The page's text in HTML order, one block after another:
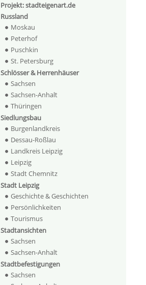
Projekt: stadteigenart.de
Russland
Moskau
Peterhof
Puschkin
St. Petersburg
Schlösser & Herrenhäuser
Sachsen
Sachsen-Anhalt
Thüringen
Siedlungsbau
Burgenlandkreis
Dessau-Roßlau
Landkreis Leipzig
Leipzig
Stadt Chemnitz
Stadt Leipzig
Geschichte & Geschichten
Persönlichkeiten
Tourismus
Stadtansichten
Sachsen
Sachsen-Anhalt
Stadtbefestigungen
Sachsen